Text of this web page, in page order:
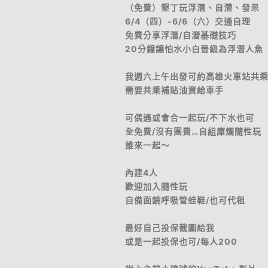
（免費）墾丁玩浮潛、自濳、發呆
6/4（四）-6/6（六）交通自理
免費分享浮潛/自潛基礎技巧
20分鐘讓怕水小白晉級為浮潛人魚
我週六上午出發可約高雄火車站共乘
需要共乘補貼油資給車手
可偶遇或會合一起玩/不下水也可
全免費/沒有團費…自組糜爛隨性玩
誰來一起～
內建4人
歡迎加入隨性玩
自備面鏡呼吸管蛙鞋/也可代租
最好自己投保截圖給我
或是一起投保也可/每人200